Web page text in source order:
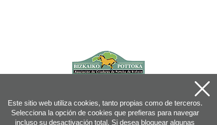
Este sitio web utiliza cookies, tanto propias como de terceros.
Selecciona la opción de cookies que prefieras para navegar
incluso su desactivación total. Si desea bloquear algunas